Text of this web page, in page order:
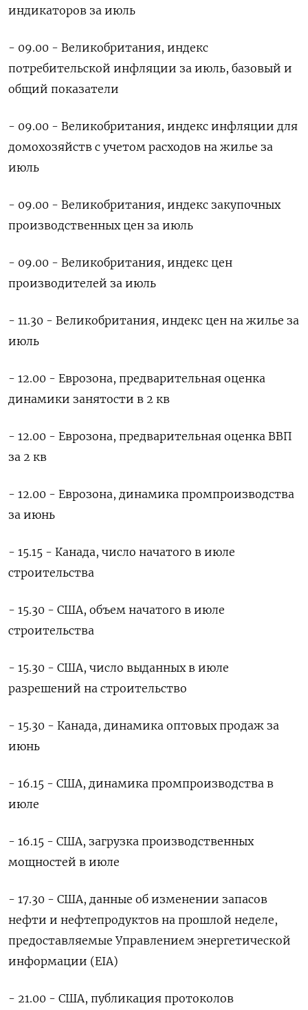
индикаторов за июль
- 09.00 - Великобритания, индекс
потребительской инфляции за июль, базовый и
общий показатели
- 09.00 - Великобритания, индекс инфляции для
домохозяйств с учетом расходов на жилье за
июль
- 09.00 - Великобритания, индекс закупочных
производственных цен за июль
- 09.00 - Великобритания, индекс цен
производителей за июль
- 11.30 - Великобритания, индекс цен на жилье за
июль
- 12.00 - Еврозона, предварительная оценка
динамики занятости в 2 кв
- 12.00 - Еврозона, предварительная оценка ВВП
за 2 кв
- 12.00 - Еврозона, динамика промпроизводства
за июнь
- 15.15 - Канада, число начатого в июле
строительства
- 15.30 - США, объем начатого в июле
строительства
- 15.30 - США, число выданных в июле
разрешений на строительство
- 15.30 - Канада, динамика оптовых продаж за
июнь
- 16.15 - США, динамика промпроизводства в
июле
- 16.15 - США, загрузка производственных
мощностей в июле
- 17.30 - США, данные об изменении запасов
нефти и нефтепродуктов на прошлой неделе,
предоставляемые Управлением энергетической
информации (EIA)
- 21.00 - США, публикация протоколов